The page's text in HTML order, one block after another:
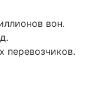
вон.
перевозчиков.